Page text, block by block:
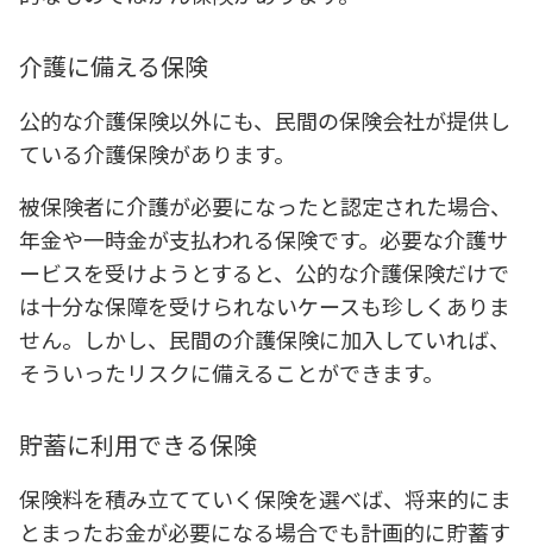
介護に備える保険
公的な介護保険以外にも、民間の保険会社が提供し
ている介護保険があります。
被保険者に介護が必要になったと認定された場合、
年金や一時金が支払われる保険です。必要な介護サ
ービスを受けようとすると、公的な介護保険だけで
は十分な保障を受けられないケースも珍しくありま
せん。しかし、民間の介護保険に加入していれば、
そういったリスクに備えることができます。
貯蓄に利用できる保険
保険料を積み立てていく保険を選べば、将来的にま
とまったお金が必要になる場合でも計画的に貯蓄す